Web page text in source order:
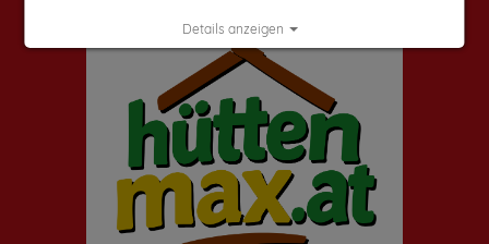
Details anzeigen
Impressum| Datenschutz